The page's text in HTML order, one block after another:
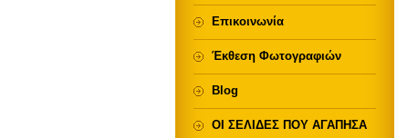
Επικοινωνία
Έκθεση Φωτογραφιών
Blog
ΟΙ ΣΕΛΙΔΕΣ ΠΟΥ ΑΓΑΠΗΣΑ